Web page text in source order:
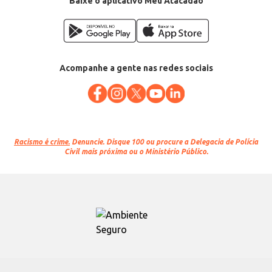
EAN: 7896521400022
Acompanhe a gente nas redes sociais
Racismo é crime. Denuncie. Disque 100 ou procure a Delegacia de Polícia
Civil mais próxima ou o Ministério Público.